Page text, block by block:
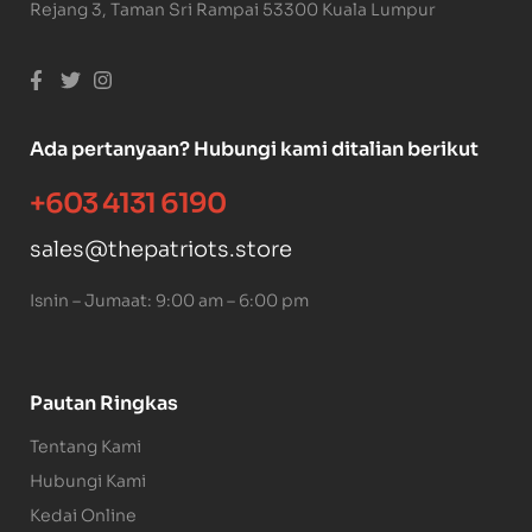
Rejang 3, Taman Sri Rampai 53300 Kuala Lumpur
Ada pertanyaan? Hubungi kami ditalian berikut
+603 4131 6190
sales@thepatriots.store
Isnin – Jumaat: 9:00 am – 6:00 pm
Pautan Ringkas
Tentang Kami
Hubungi Kami
Kedai Online